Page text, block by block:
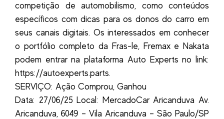
competição de automobilismo, como conteúdos
específicos com dicas para os donos do carro em
seus canais digitais. Os interessados em conhecer
o portfólio completo da Fras-le, Fremax e Nakata
podem entrar na plataforma Auto Experts no link:
https://autoexperts.parts.
SERVIÇO: Ação Comprou, Ganhou
Data: 27/06/25 Local: MercadoCar Aricanduva Av.
Aricanduva, 6049 – Vila Aricanduva – São Paulo/SP